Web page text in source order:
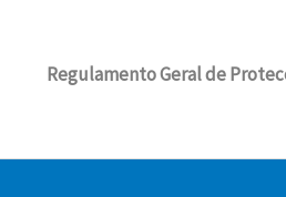
Regulamento Geral de